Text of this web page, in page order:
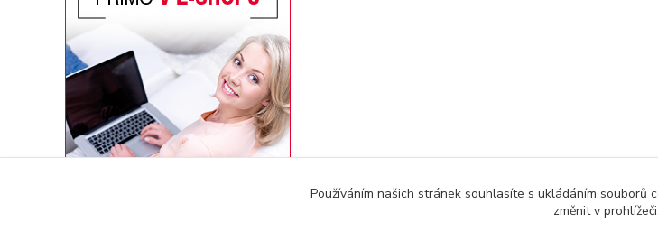
Používáním našich stránek souhlasíte s ukládáním souborů
změnit v prohlížeči.